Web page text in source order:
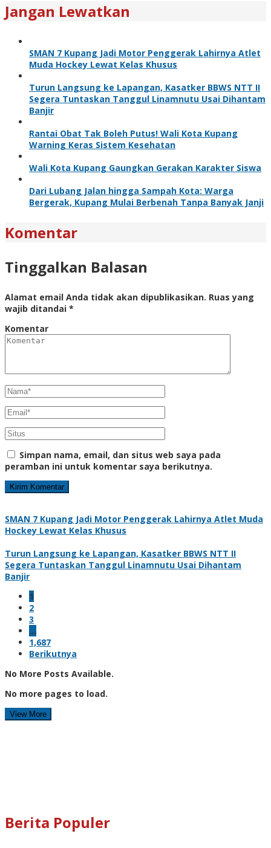
Jangan Lewatkan
SMAN 7 Kupang Jadi Motor Penggerak Lahirnya Atlet
Muda Hockey Lewat Kelas Khusus
Turun Langsung ke Lapangan, Kasatker BBWS NTT II
Segera Tuntaskan Tanggul Linamnutu Usai Dihantam
Banjir
Rantai Obat Tak Boleh Putus! Wali Kota Kupang
Warning Keras Sistem Kesehatan
Wali Kota Kupang Gaungkan Gerakan Karakter Siswa
Dari Lubang Jalan hingga Sampah Kota: Warga
Bergerak, Kupang Mulai Berbenah Tanpa Banyak Janji
Komentar
Tinggalkan Balasan
Alamat email Anda tidak akan dipublikasikan. Ruas yang
wajib ditandai *
Komentar
Simpan nama, email, dan situs web saya pada
peramban ini untuk komentar saya berikutnya.
SMAN 7 Kupang Jadi Motor Penggerak Lahirnya Atlet Muda
Hockey Lewat Kelas Khusus
Turun Langsung ke Lapangan, Kasatker BBWS NTT II
Segera Tuntaskan Tanggul Linamnutu Usai Dihantam
Banjir
1
2
3
…
1,687
Berikutnya
No More Posts Available.
No more pages to load.
View More
Berita Populer